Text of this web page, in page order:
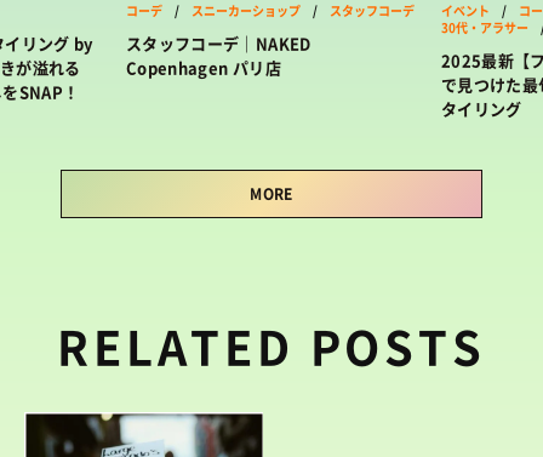
リング by
が溢れる
SNAP！
コーデ / スニーカーショップ / スタッフコーデ
スタッフコーデ｜NAKED
Copenhagen パリ店
イベント / コ
30代・アラサー
2025最新【
で見つけた
タイリング
MORE
RELATED POSTS